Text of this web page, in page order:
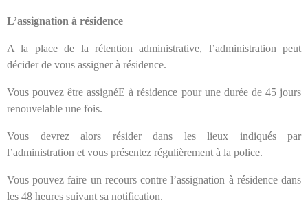
L’assignation à résidence
A la place de la rétention administrative, l’administration peut
décider de vous assigner à résidence.
Vous pouvez être assignéE à résidence pour une durée de 45 jours
renouvelable une fois.
Vous devrez alors résider dans les lieux indiqués par
l’administration et vous présentez régulièrement à la police.
Vous pouvez faire un recours contre l’assignation à résidence dans
les 48 heures suivant sa notification.